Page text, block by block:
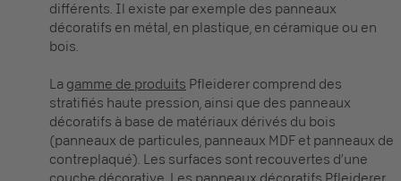
différents. Il existe par exemple des panneaux
décoratifs en métal, en plastique, en céramique ou en
bois.
La gamme de produits Pfleiderer comprend des
stratifiés haute pression, ainsi que des panneaux
décoratifs à base de matériaux dérivés du bois
(panneaux de particules, panneaux MDF et panneaux de
contreplaqué). Les surfaces sont recouvertes d’une